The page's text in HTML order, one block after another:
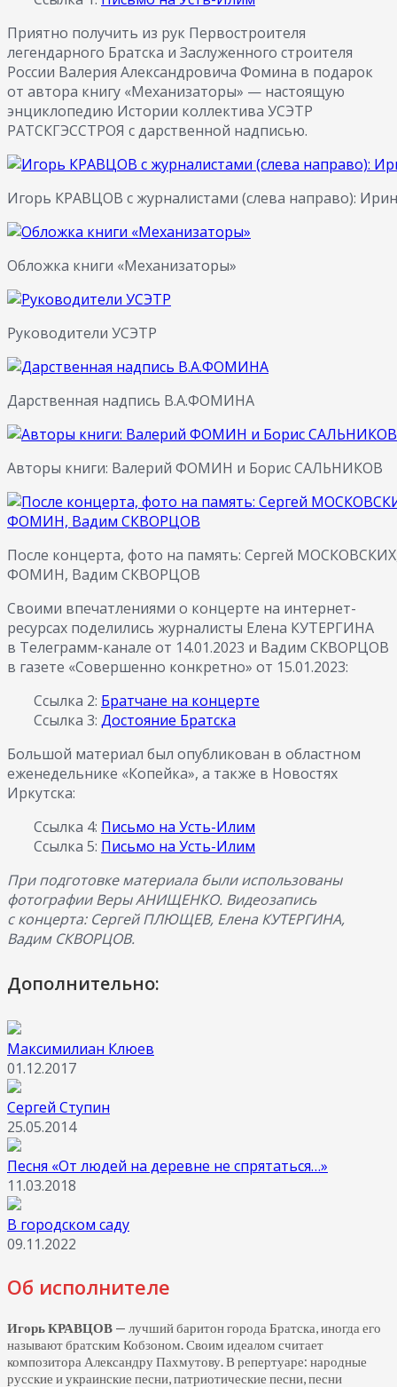
Приятно получить из рук Первостроителя
легендарного Братска и Заслуженного строителя
России Валерия Александровича Фомина в подарок
от автора книгу «Механизаторы» — настоящую
энциклопедию Истории коллектива УСЭТР
РАТСКГЭССТРОЯ с дарственной надписью.
Игорь КРАВЦОВ с журналистами (слева направо):
Обложка книги «Механизаторы»
Руководители УСЭТР
Дарственная надпись В.А.ФОМИНА
Авторы книги: Валерий ФОМИН и Борис САЛЬНИКОВ
После концерта, фото на память: Сергей
ФОМИН, Вадим СКВОРЦОВ
Своими впечатлениями о концерте на интернет-
ресурсах поделились журналисты Елена КУТЕРГИНА
в Телеграмм-канале от 14.01.2023 и Вадим СКВОРЦОВ
в газете «Совершенно конкретно» от 15.01.2023:
Ссылка 2: Братчане на концерте
Ссылка 3: Достояние Братска
Большой материал был опубликован в областном
еженедельнике «Копейка», а также в Новостях
Иркутска:
Ссылка 4: Письмо на Усть-Илим
Ссылка 5: Письмо на Усть-Илим
При подготовке материала были использованы
фотографии Веры АНИЩЕНКО. Видеозапись
с концерта: Сергей ПЛЮЩЕВ, Елена КУТЕРГИНА,
Вадим СКВОРЦОВ.
Дополнительно:
Максимилиан Клюев
01.12.2017
Сергей Ступин
25.05.2014
Песня «От людей на деревне не спрятаться…»
11.03.2018
В городском саду
09.11.2022
Об исполнителе
Игорь КРАВЦОВ — лучший баритон города Братска, иногда его
называют братским Кобзоном. Своим идеалом считает
композитора Александру Пахмутову. В репертуаре: народные
русские и украинские песни, патриотические песни, песни